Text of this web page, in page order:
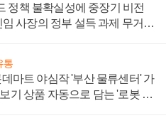
정책 불확실성에 중장기 비전
임 사장의 정부 설득 과제 무거워
통
데마트 야심작 '부산 물류센터' 가
기 상품 자동으로 담는 '로봇 40